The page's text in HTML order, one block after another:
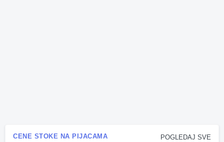
POGLEDAJ SVE
CENE STOKE NA PIJACAMA